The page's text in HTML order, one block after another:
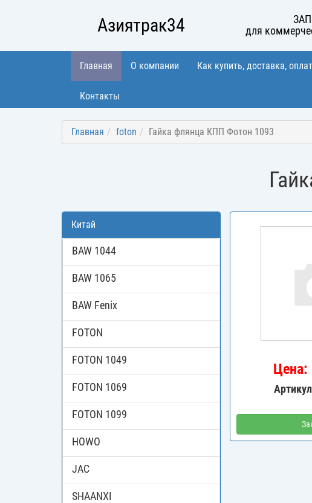
Азиятрак34
для
Главная О компании Как купить, доставка,
Контакты
Главная foton Гайка флянца КПП Фотон 1093
Китай
BAW 1044
BAW 1065
BAW Fenix
FOTON
FOTON 1049
FOTON 1069
FOTON 1099
HOWO
JAC
SHAANXI
Цена: